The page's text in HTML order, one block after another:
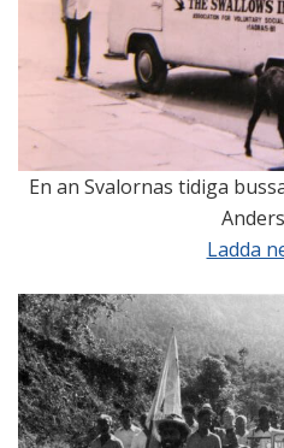
En an Svalornas tidiga
Ladda